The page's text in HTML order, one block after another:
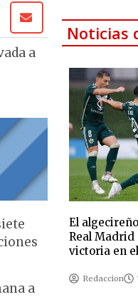
a
a
Noticias
El
Real Madrid
victoria en
Redaccion